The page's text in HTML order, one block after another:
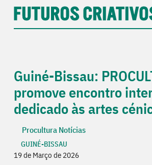
Guiné-Bissau:
promove encontro
dedicado às artes
Procultura Notícias
GUINÉ-BISSAU
19 de Março de 2026